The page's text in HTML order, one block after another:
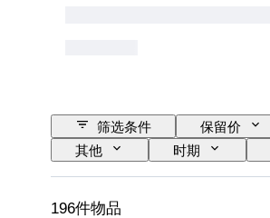
筛选条件 保留价
其他
时期
196件物品